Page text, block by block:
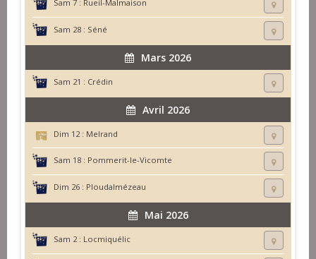
Sam 7 : Rueil-Malmaison
Sam 28 : Séné
Mars 2026
Sam 21 : Crédin
Avril 2026
Dim 12 : Melrand
Sam 18 : Pommerit-le-Vicomte
Dim 26 : Ploudalmézeau
Mai 2026
Sam 2 : Locmiquélic